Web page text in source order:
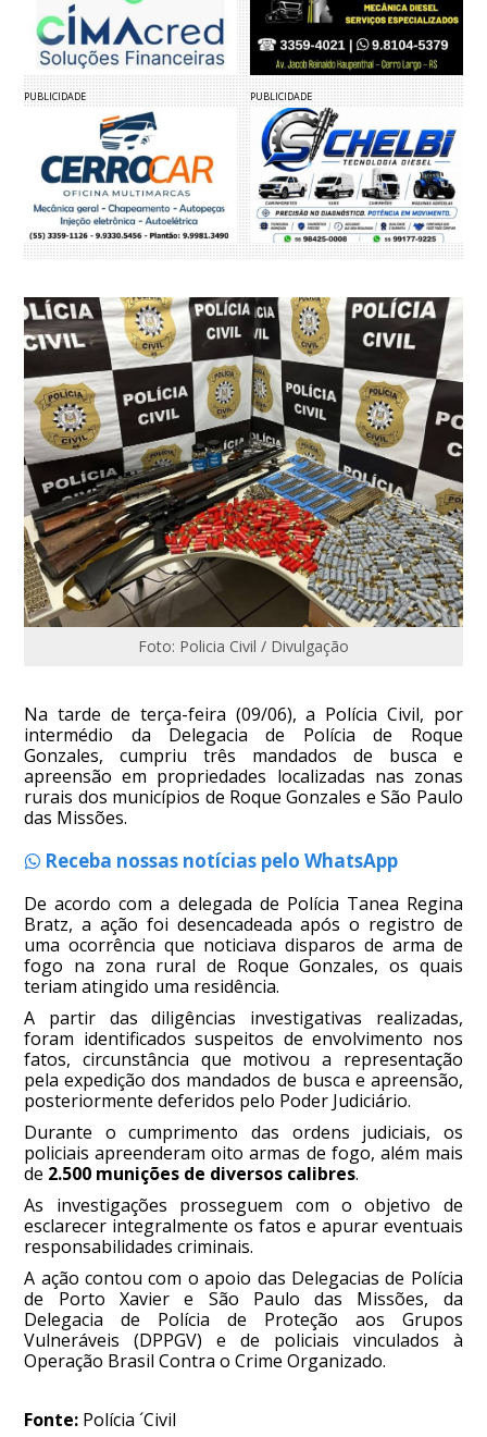
PUBLICIDADE PUBLICIDADE
Foto: Policia Civil / Divulgação
Na tarde de terça-feira (09/06), a Polícia Civil, por
intermédio da Delegacia de Polícia de Roque
Gonzales, cumpriu três mandados de busca e
apreensão em propriedades localizadas nas zonas
rurais dos municípios de Roque Gonzales e São Paulo
das Missões.
Receba nossas notícias pelo WhatsApp
De acordo com a delegada de Polícia Tanea Regina
Bratz, a ação foi desencadeada após o registro de
uma ocorrência que noticiava disparos de arma de
fogo na zona rural de Roque Gonzales, os quais
teriam atingido uma residência.
A partir das diligências investigativas realizadas,
foram identificados suspeitos de envolvimento nos
fatos, circunstância que motivou a representação
pela expedição dos mandados de busca e apreensão,
posteriormente deferidos pelo Poder Judiciário.
Durante o cumprimento das ordens judiciais, os
policiais apreenderam oito armas de fogo, além mais
de 2.500 munições de diversos calibres.
As investigações prosseguem com o objetivo de
esclarecer integralmente os fatos e apurar eventuais
responsabilidades criminais.
A ação contou com o apoio das Delegacias de Polícia
de Porto Xavier e São Paulo das Missões, da
Delegacia de Polícia de Proteção aos Grupos
Vulneráveis (DPPGV) e de policiais vinculados à
Operação Brasil Contra o Crime Organizado.
Fonte: Polícia ´Civil